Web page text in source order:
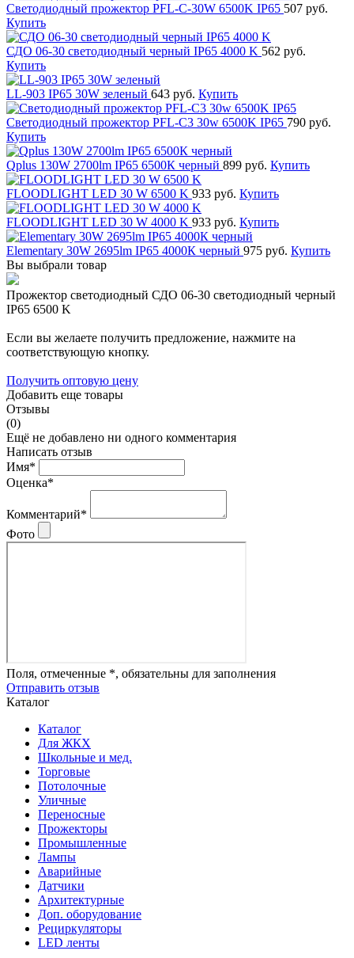
Светодиодный прожектор PFL-С-30W 6500K IP65 507 руб.
Купить
СДО 06-30 светодиодный черный IP65 4000 K 562 руб.
Купить
LL-903 IP65 30W зеленый 643 руб. Купить
Светодиодный прожектор PFL-C3 30w 6500K IP65 790 руб.
Купить
Qplus 130W 2700lm IP65 6500К черный 899 руб. Купить
FLOODLIGHT LED 30 W 6500 K 933 руб. Купить
FLOODLIGHT LED 30 W 4000 K 933 руб. Купить
Elementary 30W 2695lm IP65 4000К черный 975 руб. Купить
Вы выбрали товар
Прожектор светодиодный СДО 06-30 светодиодный черный
IP65 6500 K
Если вы желаете получить предложение, нажмите на
соответствующую кнопку.
Получить оптовую цену
Добавить еще товары
Отзывы
(0)
Ещё не добавлено ни одного комментария
Написать отзыв
Имя*
Оценка*
Комментарий*
Фото
Поля, отмеченные *, обязательны для заполнения
Отправить отзыв
Каталог
Каталог
Для ЖКХ
Школьные и мед.
Торговые
Потолочные
Уличные
Переносные
Прожекторы
Промышленные
Лампы
Аварийные
Датчики
Архитектурные
Доп. оборудование
Рециркуляторы
LED ленты